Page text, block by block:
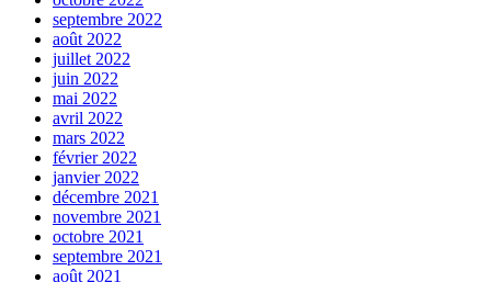
septembre 2022
août 2022
juillet 2022
juin 2022
mai 2022
avril 2022
mars 2022
février 2022
janvier 2022
décembre 2021
novembre 2021
octobre 2021
septembre 2021
août 2021